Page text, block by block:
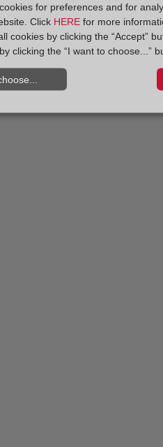
for preferences and for
Click HERE for more
cookies by clicking the “Accept”
clicking the “I want to choose...”